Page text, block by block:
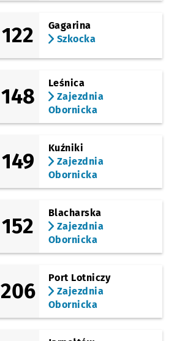
122
Gagarina
Szkocka
148
Leśnica
Zajezdnia
Obornicka
149
Kuźniki
Zajezdnia
Obornicka
152
Blacharska
Zajezdnia
Obornicka
206
Port Lotniczy
Zajezdnia
Obornicka